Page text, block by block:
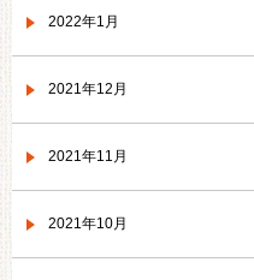
2022年1月
2021年12月
2021年11月
2021年10月